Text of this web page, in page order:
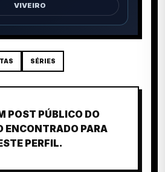
VIVEIRO
SÉRIES
POST PÚBLICO DO
ENCONTRADO PARA
PERFIL.